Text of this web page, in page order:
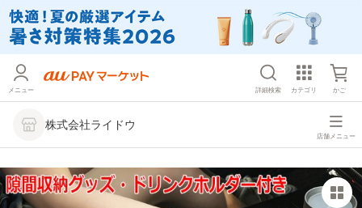
メニュー 詳細検索 カテゴリ かご
株式会社ライドウ
店舗メニュー